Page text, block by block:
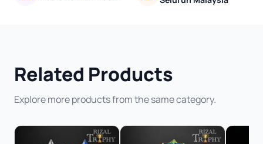
Related Products
Explore more products from the same category.